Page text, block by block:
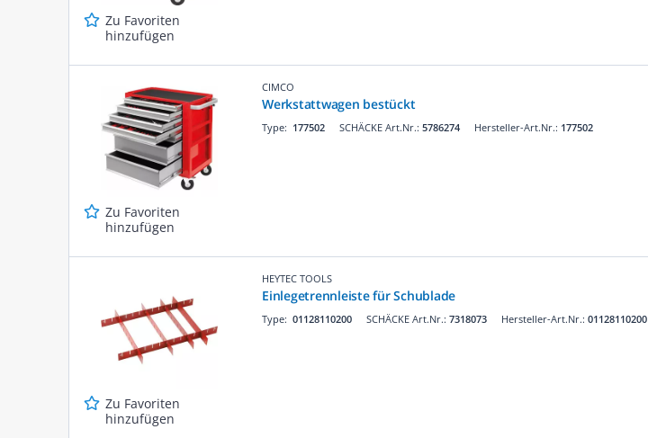
Zu Favoriten
hinzufügen
Zu Favoriten
hinzufügen
CIMCO
Werkstattwagen bestückt
SCHÄCKE Art.Nr.: 5786274
Type: 177502 Hersteller-Art.Nr.: 177502
Zu Favoriten
hinzufügen
HEYTEC TOOLS
Einlegetrennleiste für Schublade
SCHÄCKE Art.Nr.: 7318073
Type: 01128110200 Hersteller-Art.Nr.: 01128110200